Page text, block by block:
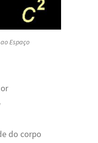
Espaço
do corpo